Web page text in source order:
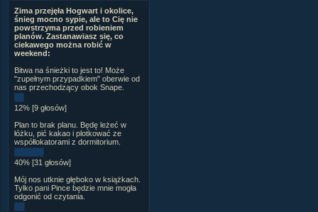
Zima przejęła Hogwart i okolice,
śnieg mocno sypie, ale to Cię nie
powstrzyma przed robieniem
planów. Zastanawiasz się, co
ciekawego można robić w
weekend:
Bitwa na śnieżki to jest to! Może
"zupełnym przypadkiem" oberwie od
nas przechodzący obok Snape.
12% [9 głosów]
Plan to brak planu. Będę leżeć w
łóżku, pić kakao i plotkować ze
współlokatorami z dormitorium.
40% [31 głosów]
Mój nos utknie głęboko w książkach.
Tylko pani Pince będzie mnie mogła
odgonić od czytania.